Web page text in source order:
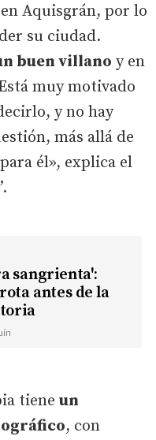
Aquisgrán, por lo
su ciudad.
buen villano y en
muy motivado
y no hay
más allá de
él», explica el
sangrienta':
antes de la
tiene un
, con